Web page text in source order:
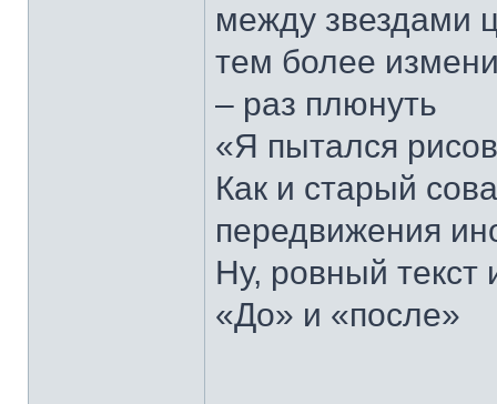
между звездами
тем более
– раз плюнуть
«Я пытался
Как и старый
передвижения
Ну, ровный текст
«До» и «после»